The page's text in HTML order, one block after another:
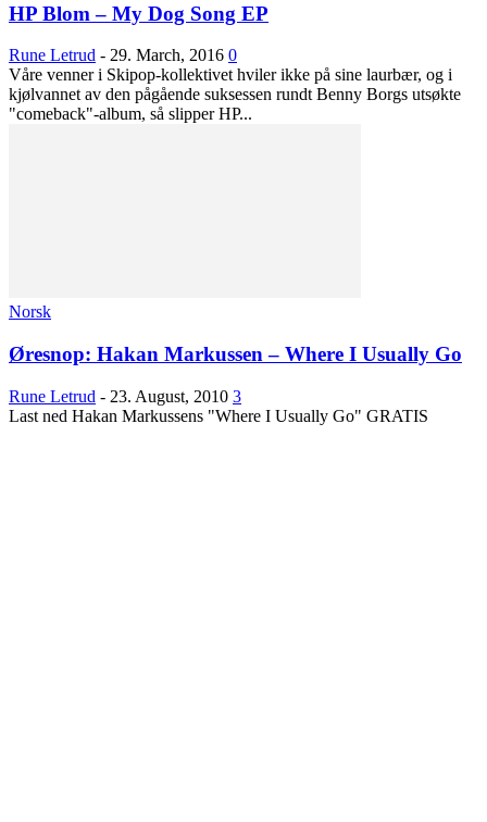
HP Blom – My Dog Song EP
Rune Letrud - 29. March, 2016 0
Våre venner i Skipop-kollektivet hviler ikke på sine laurbær, og i
kjølvannet av den pågående suksessen rundt Benny Borgs utsøkte
"comeback"-album, så slipper HP...
Norsk
Øresnop: Hakan Markussen – Where I Usually Go
Rune Letrud - 23. August, 2010 3
Last ned Hakan Markussens "Where I Usually Go" GRATIS